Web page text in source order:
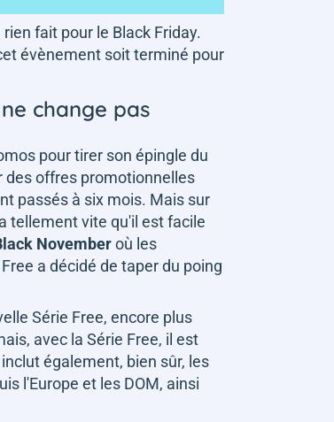
fait pour le Black Friday.
évènement soit terminé pour
change pas
pour tirer son épingle du
des offres promotionnelles
passés à six mois. Mais sur
tellement vite qu'il est facile
Novemberoù les
a décidé de taper du poing
Série Free, encore plus
avec la Série Free, il est
également, bien sûr, les
l'Europe et les DOM, ainsi